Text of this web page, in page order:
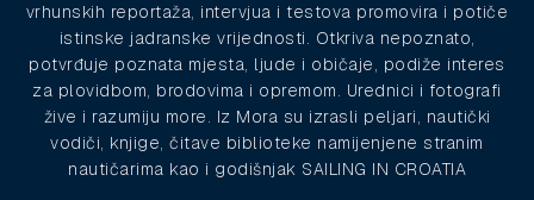
vrhunskih reportaža, intervjua i testova promovira i potiče
istinske jadranske vrijednosti. Otkriva nepoznato,
potvrđuje poznata mjesta, ljude i običaje, podiže interes
za plovidbom, brodovima i opremom. Urednici i fotografi
žive i razumiju more. Iz Mora su izrasli peljari, nautički
vodiči, knjige, čitave biblioteke namijenjene stranim
nautičarima kao i godišnjak SAILING IN CROATIA